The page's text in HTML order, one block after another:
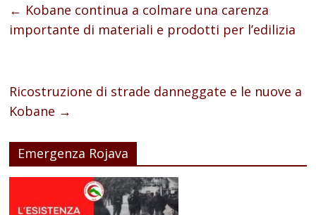
← Kobane continua a colmare una carenza
importante di materiali e prodotti per l’edilizia
Ricostruzione di strade danneggate e le nuove a
Kobane →
Emergenza Rojava